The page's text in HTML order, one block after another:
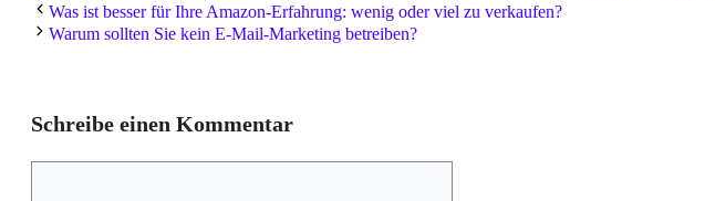
Was ist besser für Ihre Amazon-Erfahrung: wenig oder viel zu verkaufen?
Warum sollten Sie kein E-Mail-Marketing betreiben?
Schreibe einen Kommentar